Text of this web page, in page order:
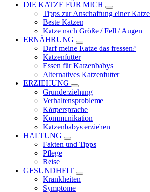
DIE KATZE FÜR MICH
Tipps zur Anschaffung einer Katze
Beste Katzen
Katze nach Größe / Fell / Augen
ERNÄHRUNG
Darf meine Katze das fressen?
Katzenfutter
Essen für Katzenbabys
Alternatives Katzenfutter
ERZIEHUNG
Grunderziehung
Verhaltensprobleme
Körpersprache
Kommunikation
Katzenbabys erziehen
HALTUNG
Fakten und Tipps
Pflege
Reise
GESUNDHEIT
Krankheiten
Symptome